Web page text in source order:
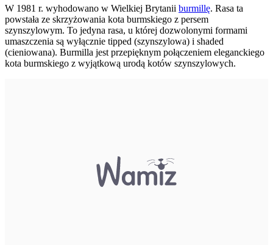
W 1981 r. wyhodowano w Wielkiej Brytanii burmillę. Rasa ta
powstała ze skrzyżowania kota burmskiego z persem
szynszylowym. To jedyna rasa, u której dozwolonymi formami
umaszczenia są wyłącznie tipped (szynszylowa) i shaded
(cieniowana). Burmilla jest przepięknym połączeniem eleganckiego
kota burmskiego z wyjątkową urodą kotów szynszylowych.